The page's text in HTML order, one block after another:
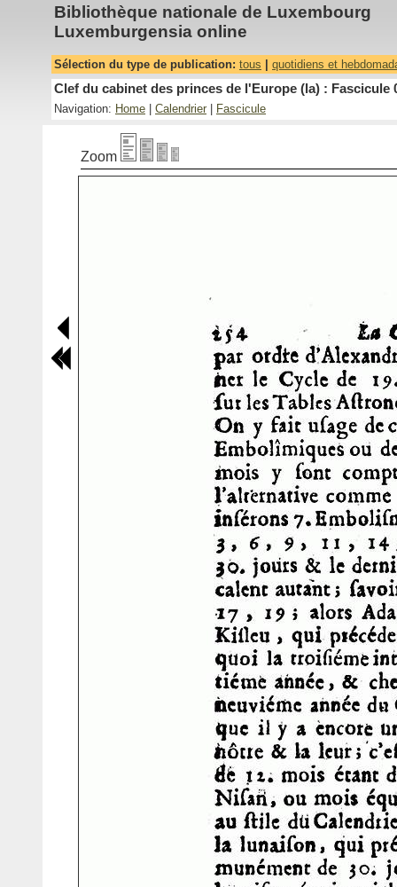
Bibliothèque nationale de Luxembourg
Luxemburgensia online
Sélection du type de publication: tous quotidiens et
Clef du cabinet des princes de l'Europe (la) : Fascicule
Navigation: Home Calendrier Fascicule
Zoom